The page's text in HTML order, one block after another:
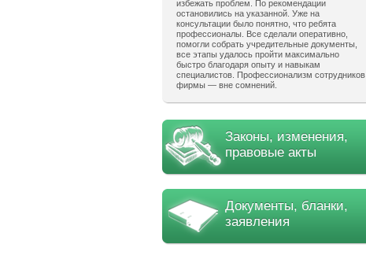
избежать проблем. По рекомендации
остановились на указанной. Уже на
консультации было понятно, что ребята
профессионалы. Все сделали оперативно,
помогли собрать учредительные документы,
все этапы удалось пройти максимально
быстро благодаря опыту и навыкам
специалистов. Профессионализм сотрудников
фирмы — вне сомнений.
Законы, изменения,
правовые акты
Документы, бланки,
заявления